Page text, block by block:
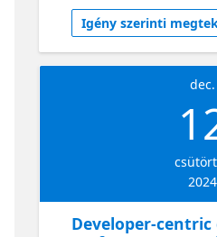
Igény szerinti
dec.
2024
Developer-